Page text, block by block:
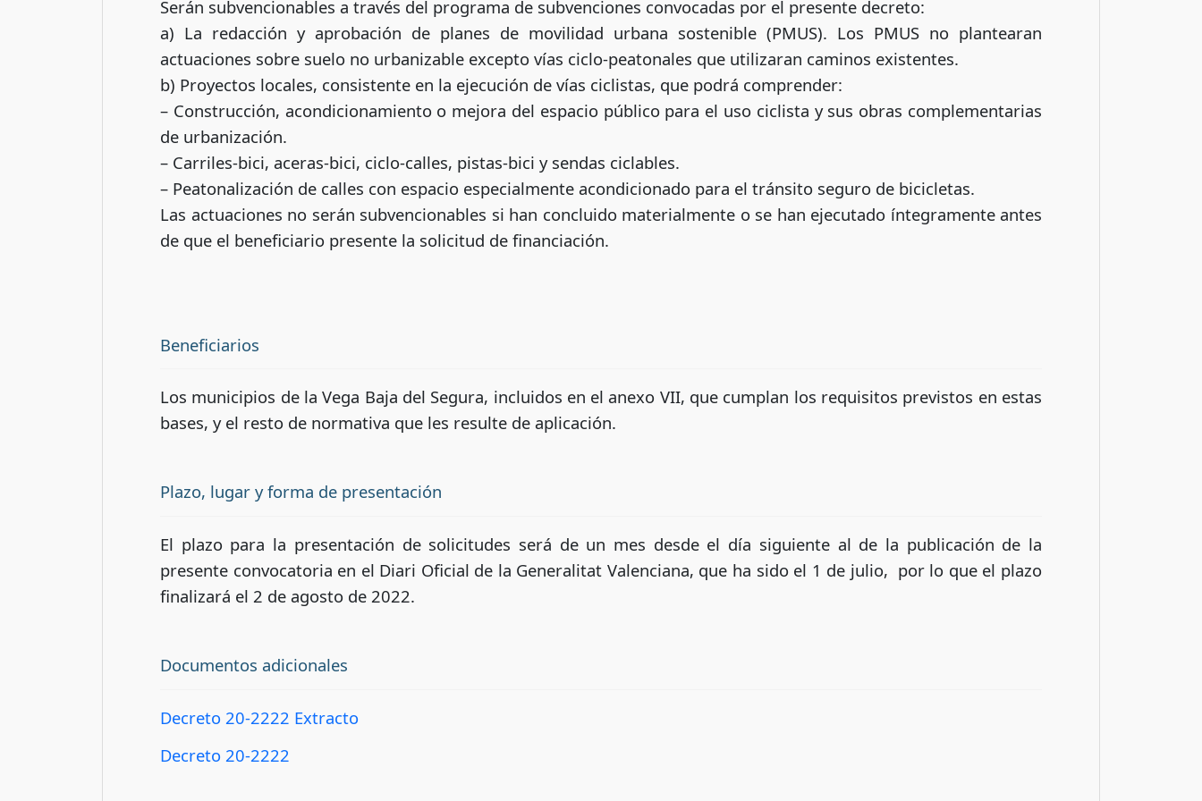
Serán subvencionables a través del programa de subvenciones convocadas por el presente decreto:
a) La redacción y aprobación de planes de movilidad urbana sostenible (PMUS). Los PMUS no plantearan
actuaciones sobre suelo no urbanizable excepto vías ciclo-peatonales que utilizaran caminos existentes.
b) Proyectos locales, consistente en la ejecución de vías ciclistas, que podrá comprender:
– Construcción, acondicionamiento o mejora del espacio público para el uso ciclista y sus obras complementarias
de urbanización.
– Carriles-bici, aceras-bici, ciclo-calles, pistas-bici y sendas ciclables.
– Peatonalización de calles con espacio especialmente acondicionado para el tránsito seguro de bicicletas.
Las actuaciones no serán subvencionables si han concluido materialmente o se han ejecutado íntegramente antes
de que el beneficiario presente la solicitud de financiación.
Beneficiarios
Los municipios de la Vega Baja del Segura, incluidos en el anexo VII, que cumplan los requisitos previstos en estas
bases, y el resto de normativa que les resulte de aplicación.
Plazo, lugar y forma de presentación
El plazo para la presentación de solicitudes será de un mes desde el día siguiente al de la publicación de la
presente convocatoria en el Diari Oficial de la Generalitat Valenciana, que ha sido el 1 de julio, por lo que el plazo
finalizará el 2 de agosto de 2022.
Documentos adicionales
Decreto 20-2222 Extracto
Decreto 20-2222